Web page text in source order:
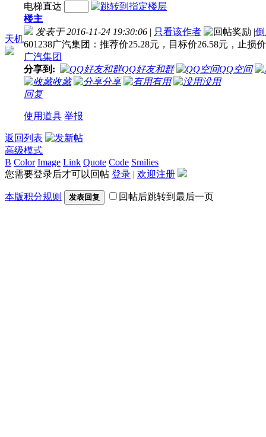
天机
电梯直达
楼主
发表于 2016-11-24 19:30:06 | 只看该作者 |
601238广汽集团：推荐价25.28元，目标价26.58元，止损
广汽集团
分享到:
QQ好友和群
QQ空间
收藏
分享 有用
没用
回复
使用道具 举报
返回列表
高级模式
B Color Image Link Quote Code Smilies
您需要登录后才可以回帖 登录 | 欢迎注册
本版积分规则 发表回复 回帖后跳转到最后一页